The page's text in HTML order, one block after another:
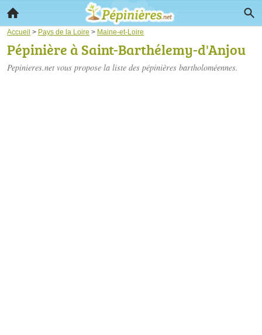
Accueil > Pays de la Loire > Maine-et-Loire
Pépinière à Saint-Barthélemy-d'Anjou
Pepinieres.net vous propose la liste des pépinières bartholoméennes.